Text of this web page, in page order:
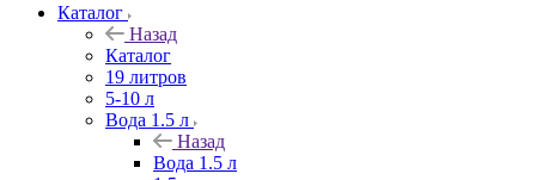
Каталог
Назад
Каталог
19 литров
5-10 л
Вода 1.5 л
Назад
Вода 1.5 л